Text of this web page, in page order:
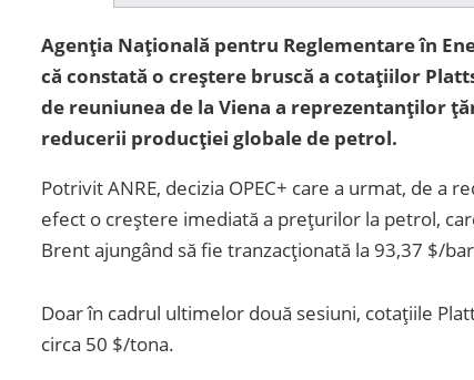
Agenția Națională pentru Reglementare în
că constată o creștere bruscă a cotațiilor
de reuniunea de la Viena a reprezentanților
reducerii producției globale de petrol.
Potrivit ANRE, decizia OPEC+ care a urmat, de
efect o creștere imediată a prețurilor la petrol,
Brent ajungând să fie tranzacționată la 93,37 $/
Doar în cadrul ultimelor două sesiuni, cotațiile
circa 50 $/tona.